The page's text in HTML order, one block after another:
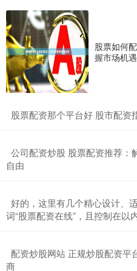
股票如何
握市场机遇
股票配资那个平台好 股市配资
公司配资炒股 股票配资推荐：
自由
好的，这里有几个精心设计、
词“股票配资在线”，且控制在以
配资炒股网站 正规炒股配资平
商